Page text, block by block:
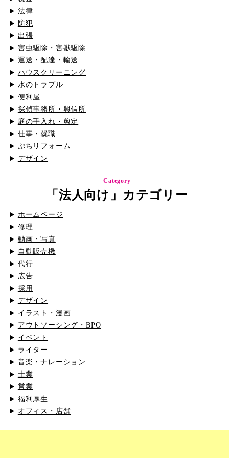
法律
防犯
出張
害虫駆除・害獣駆除
運送・配達・輸送
ハウスクリーニング
水のトラブル
便利屋
探偵事務所・興信所
庭の手入れ・剪定
仕事・就職
ぷちリフォーム
デザイン
Category
「法人向け」カテゴリー
ホームページ
修理
動画・写真
自動販売機
代行
広告
採用
デザイン
イラスト・漫画
アウトソーシング・BPO
イベント
ライター
音楽・ナレーション
士業
営業
福利厚生
オフィス・店舗